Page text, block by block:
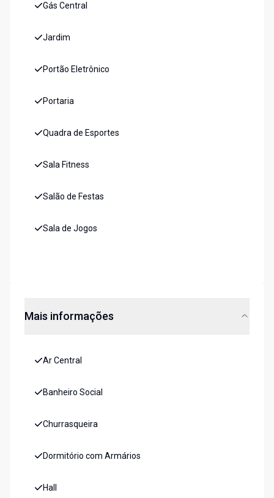
Gás Central
Jardim
Portão Eletrônico
Portaria
Quadra de Esportes
Sala Fitness
Salão de Festas
Sala de Jogos
Mais informações
Ar Central
Banheiro Social
Churrasqueira
Dormitório com Armários
Hall